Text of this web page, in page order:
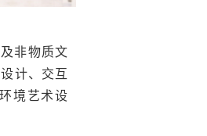
非物质文
计、交互
境艺术设